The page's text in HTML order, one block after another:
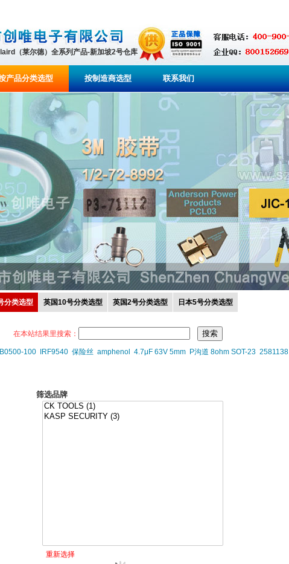
（莱尔德）全系列产品-新加坡2号仓库
产品分类选型 按制造商选型 联系我们
分类选型 英国10号分类选型 英国2号分类选型 日本5号分类选型
在本站结果里搜索：
100 IRF9540 保险丝 amphenol 4.7μF 63V 5mm P沟道 8ohm SOT-23 2581138
筛选品牌
重新选择